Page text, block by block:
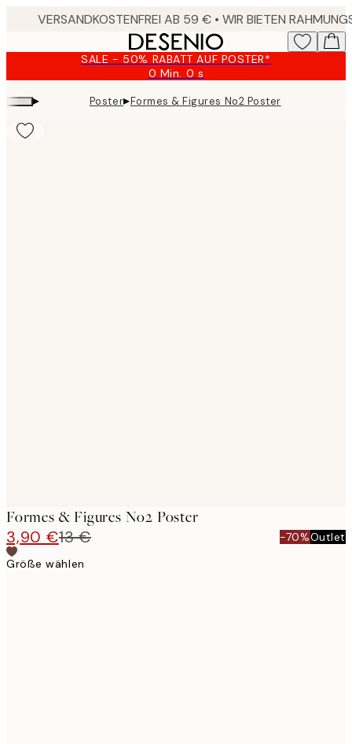
SALE - 50% RABATT AUF POSTER*
0 Min. 0 s
Gültig
bis:
2026-
▸ Poster▸Formes & Figures No2 Poster
Formes & Figures No2 Poster
3,90 €13 € -70%Outlet
Größe wählen